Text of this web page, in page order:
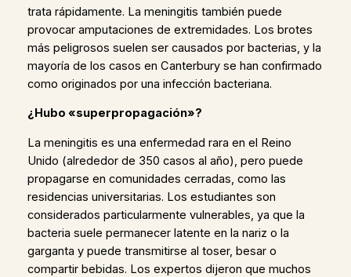
trata rápidamente. La meningitis también puede
provocar amputaciones de extremidades. Los brotes
más peligrosos suelen ser causados por bacterias, y la
mayoría de los casos en Canterbury se han confirmado
como originados por una infección bacteriana.
¿Hubo «superpropagación»?
La meningitis es una enfermedad rara en el Reino
Unido (alrededor de 350 casos al año), pero puede
propagarse en comunidades cerradas, como las
residencias universitarias. Los estudiantes son
considerados particularmente vulnerables, ya que la
bacteria suele permanecer latente en la nariz o la
garganta y puede transmitirse al toser, besar o
compartir bebidas. Los expertos dijeron que muchos